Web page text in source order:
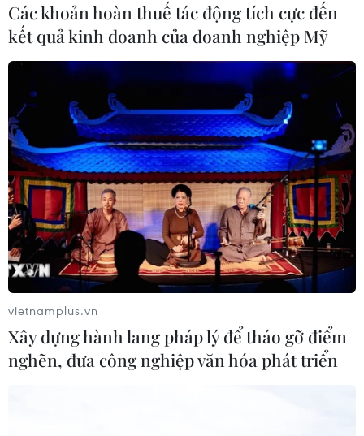
Gỡ khó khăn triển khai dự án trọng
điểm quốc gia hồ Ka Pét
07/08/2026 11:24
Indonesia nỗ lực khống chế cháy
rừng tại Vườn Quốc gia Núi Bromo
07/08/2026 10:56
Thụy Sĩ khó đạt mục tiêu giảm phát
thải khí nhà kính vào năm 2030
07/08/2026 09:42
Các khoản hoàn thuế tác động tích cực đến
kết quả kinh doanh của doanh nghiệp Mỹ
vietnamplus.vn
Xây dựng hành lang pháp lý để tháo gỡ điểm
nghẽn, đưa công nghiệp văn hóa phát triển